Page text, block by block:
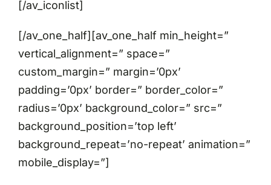
[/av_iconlist]
[/av_one_half][av_one_half min_height=”
vertical_alignment=” space=”
custom_margin=” margin=’0px’
padding=’0px’ border=” border_color=”
radius=’0px’ background_color=” src=”
background_position=’top left’
background_repeat=’no-repeat’ animation=”
mobile_display=”]